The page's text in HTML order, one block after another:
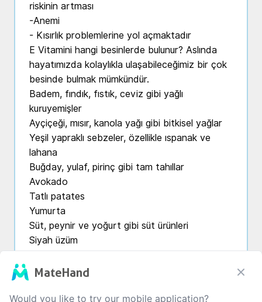
riskinin artması
-Anemi
- Kısırlık problemlerine yol açmaktadır
E Vitamini hangi besinlerde bulunur? Aslında
hayatımızda kolaylıkla ulaşabileceğimiz bir çok
besinde bulmak mümkündür.
Badem, fındık, fıstık, ceviz gibi yağlı
kuruyemişler
Ayçiçeği, mısır, kanola yağı gibi bitkisel yağlar
Yeşil yapraklı sebzeler, özellikle ıspanak ve
lahana
Buğday, yulaf, pirinç gibi tam tahıllar
Avokado
Tatlı patates
Yumurta
Süt, peynir ve yoğurt gibi süt ürünleri
Siyah üzüm
Mango, papaya, çilek gibi meyveler
Siz de bu gönderinin altına E Vitamini ile ilgili
yendiğini bizimle paylaşabilirsiniz.
MateHand
Would you like to try our mobile application?